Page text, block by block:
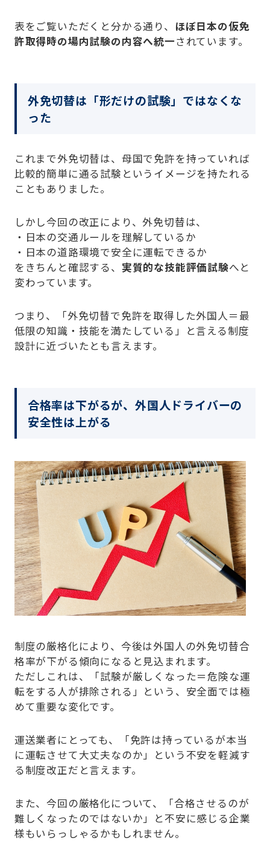
表をご覧いただくと分かる通り、 ほぼ日本の仮免
許取得時の場内試験の内容へ統一されています。
外免切替は「形だけの試験」ではなくな
った
これまで外免切替は、母国で免許を持っていれば
比較的簡単に通る試験というイメージを持たれる
こともありました。
しかし今回の改正により、外免切替は、
・日本の交通ルールを理解しているか
・日本の道路環境で安全に運転できるか
をきちんと確認する、 実質的な技能評価試験へと
変わっています。
つまり、「外免切替で免許を取得した外国人＝最
低限の知識・技能を満たしている」と言える制度
設計に近づいたとも言えます。
合格率は下がるが、外国人ドライバーの
安全性は上がる
制度の厳格化により、今後は外国人の外免切替合
格率が下がる傾向になると見込まれます。
ただしこれは、「試験が厳しくなった＝危険な運
転をする人が排除される」という、安全面では極
めて重要な変化です。
運送業者にとっても、「免許は持っているが本当
に運転させて大丈夫なのか」という不安を軽減す
る制度改正だと言えます。
また、今回の厳格化について、「合格させるのが
難しくなったのではないか」と不安に感じる企業
様もいらっしゃるかもしれません。